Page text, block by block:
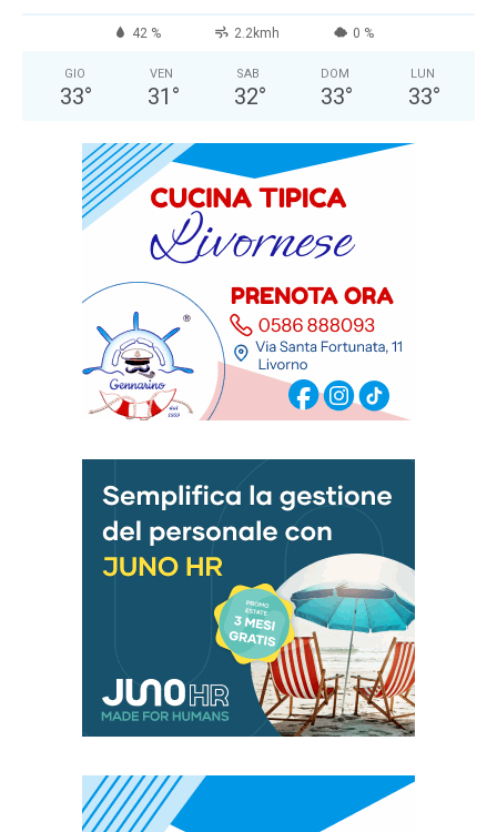
42 % 2.2kmh 0 %
GIO
33°
VEN
31 °
SAB
32°
DOM
33°
LUN
33°